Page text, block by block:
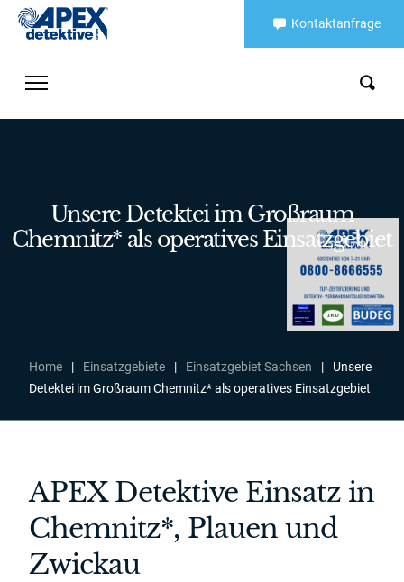
Kontaktanfrage
Unsere Detektei im Großraum
Chemnitz* als operatives Einsatzgebiet
Home | Einsatzgebiete | Einsatzgebiet Sachsen |
Unsere
Detektei im Großraum Chemnitz* als operatives Einsatzgebiet
APEX Detektive Einsatz in
Chemnitz*, Plauen und
Zwickau